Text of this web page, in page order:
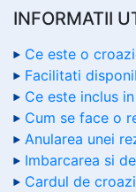
INFORMATII
Ce este o
Facilitati
Ce este inclus
Cum se face o
Anularea unei
Imbarcarea si
Cardul de